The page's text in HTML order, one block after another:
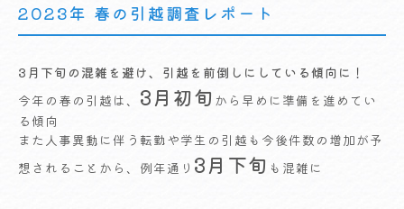
2023年 春の引越調査レポート
3月下旬の混雑を避け、引越を前倒しにしている傾向に！
今年の春の引越は、 3月初旬 から早めに準備を進めてい
る傾向
また人事異動に伴う転勤や学生の引越も今後件数の増加が予
想されることから、例年通り 3月下旬 も混雑に